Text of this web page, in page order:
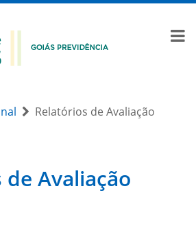
Relatórios de Avaliação
Avaliação